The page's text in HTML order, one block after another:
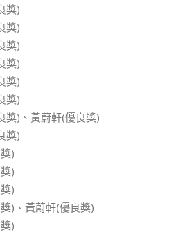
獎)
獎)
獎)
獎)
獎)
獎)
獎)、黃蔚軒(優良獎)
獎)
)
)
)
)、黃蔚軒(優良獎)
)